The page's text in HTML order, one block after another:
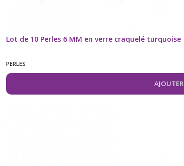
Lot de 10 Perles 6 MM en verre craquelé turquoise
PERLES
AJOUTER